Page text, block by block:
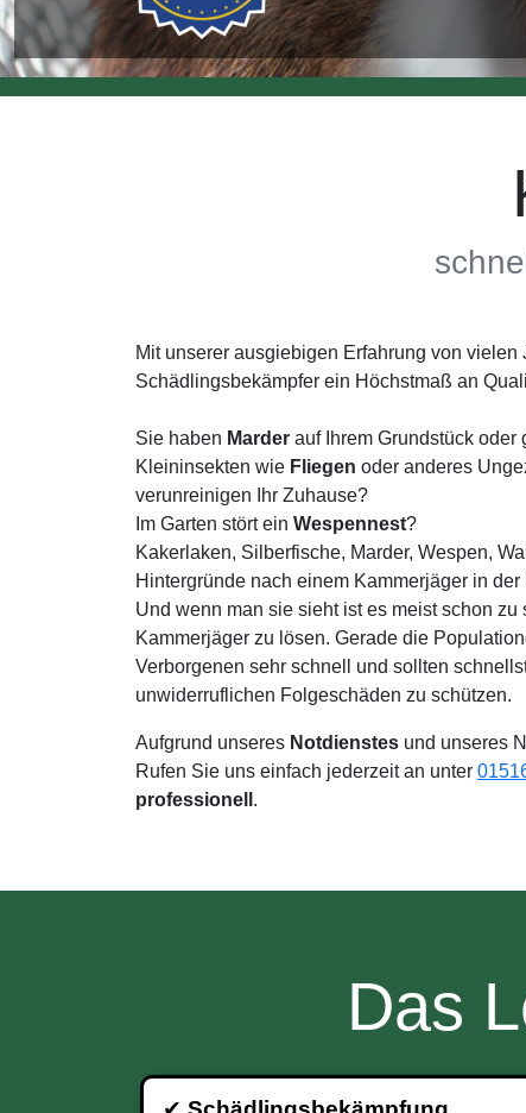
Mit unserer ausgiebigen Erfahrung von
Schädlingsbekämpfer ein Höchstmaß an
Sie haben Marder auf Ihrem Grundstück oder
Kleininsekten wie Fliegen oder anderes
verunreinigen Ihr Zuhause?
Im Garten stört ein Wespennest?
Kakerlaken, Silberfische, Marder, Wespen,
Hintergründe nach einem Kammerjäger in
Und wenn man sie sieht ist es meist schon
Kammerjäger zu lösen. Gerade die
Verborgenen sehr schnell und sollten
unwiderruflichen Folgeschäden zu schützen.
Aufgrund unseres Notdienstes und unseres
Rufen Sie uns einfach jederzeit an unter
professionell .
Das